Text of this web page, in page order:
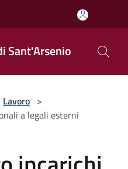
Sant'Arsenio
Lavoro >
a legali esterni